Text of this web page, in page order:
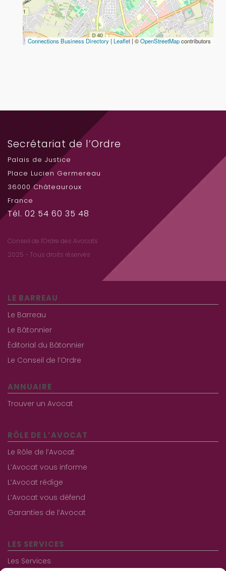
Connections Business Directory | Leaflet| ©OpenStreetMapcontributors
Secrétariat de l’Ordre
Palais de Justice
Place Lucien Germereau
36000 Châteauroux
France
Tél. 02 54 60 35 48
Conseil de l'Ordre des Avocats
2025 - Tous droits réservés
LE BARREAU
Le Barreau
Le Bâtonnier
Éditorial du Bâtonnier
Le Conseil de l’Ordre
ANNUAIRE
Trouver un Avocat
RÔLE DE L’AVOCAT
Le Rôle de l’Avocat
L’Avocat vous informe
L’Avocat rédige
L’Avocat vous défend
Garanties de l’Avocat
LES SERVICES
Les Services